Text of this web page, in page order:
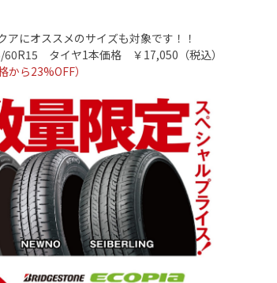
アにオススメのサイズも対象です！！
60R15 タイヤ1本価格 ￥ 17,050 （税込）
から23%OFF）